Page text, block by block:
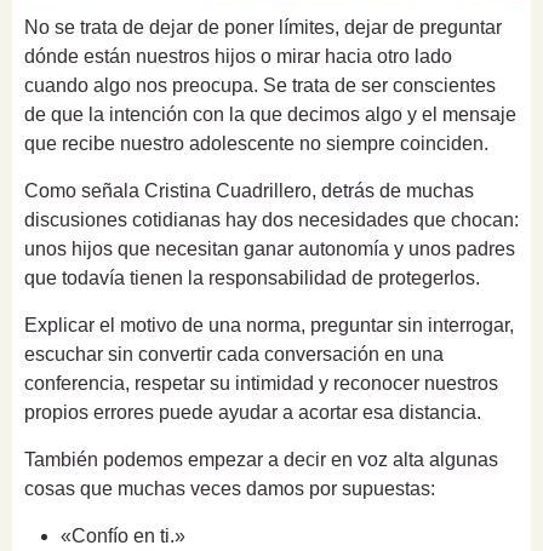
No se trata de dejar de poner límites, dejar de preguntar
dónde están nuestros hijos o mirar hacia otro lado
cuando algo nos preocupa. Se trata de ser conscientes
de que la intención con la que decimos algo y el mensaje
que recibe nuestro adolescente no siempre coinciden.
Como señala Cristina Cuadrillero, detrás de muchas
discusiones cotidianas hay dos necesidades que chocan:
unos hijos que necesitan ganar autonomía y unos padres
que todavía tienen la responsabilidad de protegerlos.
Explicar el motivo de una norma, preguntar sin interrogar,
escuchar sin convertir cada conversación en una
conferencia, respetar su intimidad y reconocer nuestros
propios errores puede ayudar a acortar esa distancia.
También podemos empezar a decir en voz alta algunas
cosas que muchas veces damos por supuestas:
«Confío en ti.»